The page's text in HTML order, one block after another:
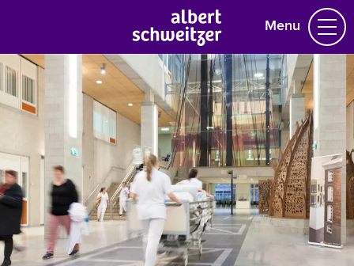
Menu
Homepage
Praktische informatie
Specialismen
Werken en leren
Medewerkers
Contact
MijnASz